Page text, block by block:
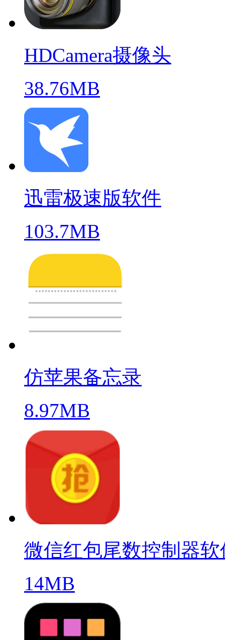
HDCamera摄像头
38.76MB
迅雷极速版软件
103.7MB
仿苹果备忘录
8.97MB
微信红包尾数控制器软
14MB